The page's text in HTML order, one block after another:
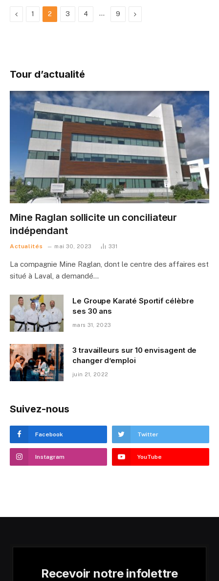
Précédent
1 2 3 4 … 9 Suivant
Tour d’actualité
Mine Raglan sollicite un conciliateur
indépendant
Actualités mai 30, 2023 331
La compagnie Mine Raglan, dont le centre des affaires est
situé à Laval, a demandé…
Le Groupe Karaté Sportif célèbre
ses 30 ans
mars 31, 2023
3 travailleurs sur 10 envisagent de
changer d’emploi
juin 21, 2022
Suivez-nous
Facebook Twitter
Instagram YouTube
Recevoir notre infolettre